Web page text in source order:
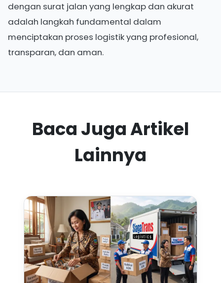
dengan surat jalan yang lengkap dan akurat
adalah langkah fundamental dalam
menciptakan proses logistik yang profesional,
transparan, dan aman.
Baca Juga Artikel
Lainnya